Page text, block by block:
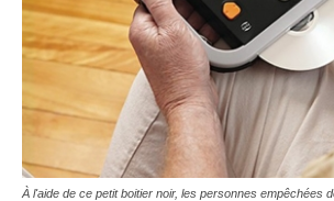
À l'aide de ce petit boitier noir, les personnes empêchées